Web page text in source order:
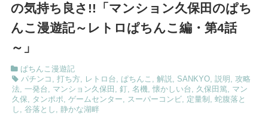
の気持ち良さ!!「マンション久保田のぱち
んこ漫遊記～レトロぱちんこ編・第4話
～」
ぱちんこ漫遊記
パチンコ , 打ち方, レトロ台, ぱちんこ , 解説, SANKYO, 説明 , 攻略
法, 一発台, マンション久保田 , 釘, 名機, 懐かしい台, 久保田篤, マン
久保, タンポポ, ゲームセンター, スーパーコンビ, 定量制 , 蛇腹落と
し , 谷落とし , 静かな湖畔